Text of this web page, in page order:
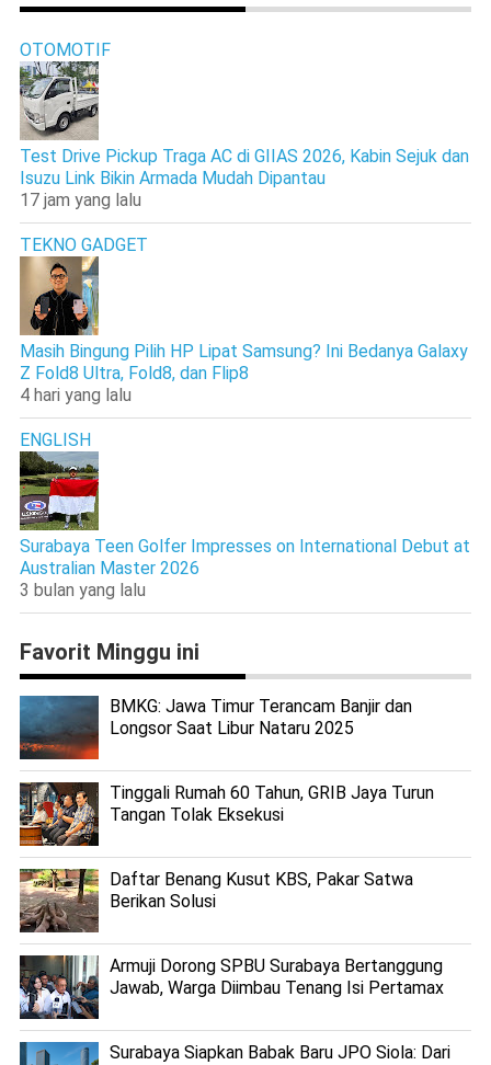
OTOMOTIF
Test Drive Pickup Traga AC di GIIAS 2026, Kabin Sejuk dan
Isuzu Link Bikin Armada Mudah Dipantau
17 jam yang lalu
TEKNO GADGET
Masih Bingung Pilih HP Lipat Samsung? Ini Bedanya Galaxy
Z Fold8 Ultra, Fold8, dan Flip8
4 hari yang lalu
ENGLISH
Surabaya Teen Golfer Impresses on International Debut at
Australian Master 2026
3 bulan yang lalu
Favorit Minggu ini
BMKG: Jawa Timur Terancam Banjir dan
Longsor Saat Libur Nataru 2025
Tinggali Rumah 60 Tahun, GRIB Jaya Turun
Tangan Tolak Eksekusi
Daftar Benang Kusut KBS, Pakar Satwa
Berikan Solusi
Armuji Dorong SPBU Surabaya Bertanggung
Jawab, Warga Diimbau Tenang Isi Pertamax
Surabaya Siapkan Babak Baru JPO Siola: Dari